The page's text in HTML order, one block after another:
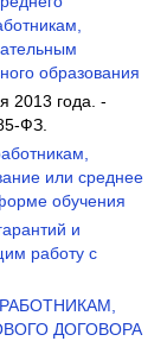
образования
2013 года. -
ФЗ.
или среднее
обучения
и
работу с
ДОГОВОРА